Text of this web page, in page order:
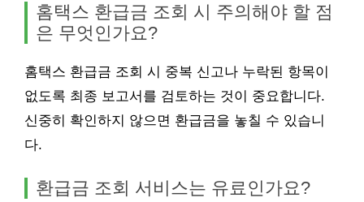
홈택스 환급금 조회 시 주의해야 할 점
은 무엇인가요?
홈택스 환급금 조회 시 중복 신고나 누락된 항목이
없도록 최종 보고서를 검토하는 것이 중요합니다.
신중히 확인하지 않으면 환급금을 놓칠 수 있습니
다.
환급금 조회 서비스는 유료인가요?